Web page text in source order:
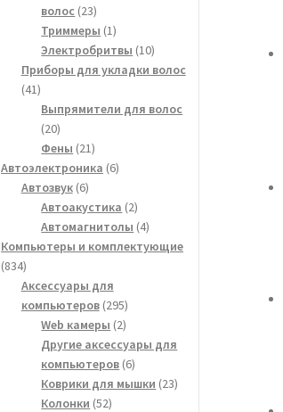
волос 2323
товара
Триммеры 11
товар
Электробритвы 1010
товаров
Приборы для укладки волос
4141
товар
Выпрямители для волос
2020
товаров
Фены 2121
товар
Автоэлектроника 66
Автозвук 66
товаров
Автоакустика 22
товара
Автомагнитолы 44
товара
Компьютеры и комплектующие
834834
товара
Аксессуары для
компьютеров 295295
товаров
Web камеры 22
товара
Другие аксессуары для
компьютеров 66
товаров
Коврики для мышки 2323
Колонки 5252